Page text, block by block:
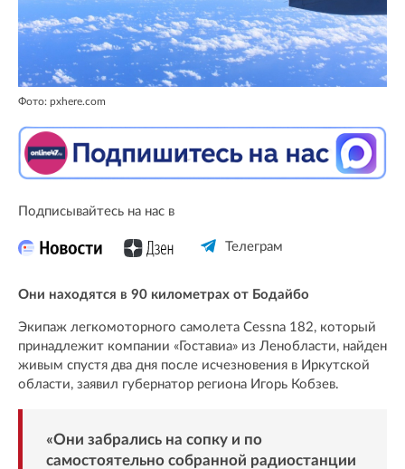
Фото: pxhere.com
Подписывайтесь на нас в
Телеграм
Они находятся в 90 километрах от Бодайбо
Экипаж легкомоторного самолета Cessna 182, который
принадлежит компании «Гоставиа» из Ленобласти, найден
живым спустя два дня после исчезновения в Иркутской
области, заявил губернатор региона Игорь Кобзев.
«Они забрались на сопку и по
самостоятельно собранной радиостанции